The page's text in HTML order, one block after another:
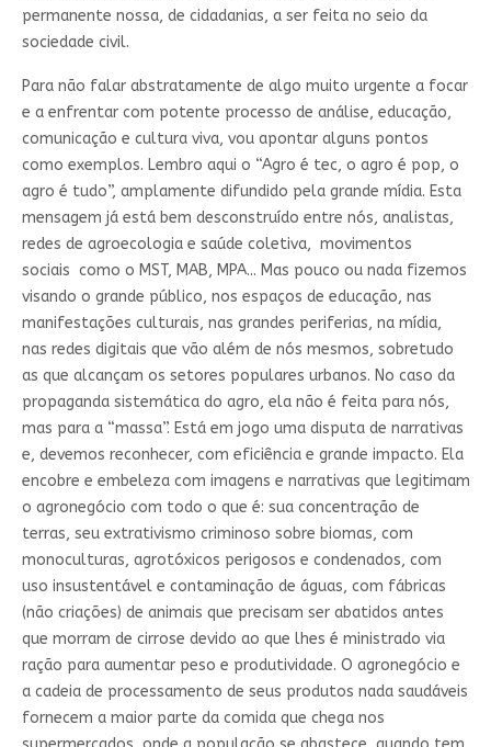
permanente nossa, de cidadanias, a ser feita no seio da
sociedade civil.
Para não falar abstratamente de algo muito urgente a focar
e a enfrentar com potente processo de análise, educação,
comunicação e cultura viva, vou apontar alguns pontos
como exemplos. Lembro aqui o “Agro é tec, o agro é pop, o
agro é tudo”, amplamente difundido pela grande mídia. Esta
mensagem já está bem desconstruído entre nós, analistas,
redes de agroecologia e saúde coletiva, movimentos
sociais como o MST, MAB, MPA... Mas pouco ou nada fizemos
visando o grande público, nos espaços de educação, nas
manifestações culturais, nas grandes periferias, na mídia,
nas redes digitais que vão além de nós mesmos, sobretudo
as que alcançam os setores populares urbanos. No caso da
propaganda sistemática do agro, ela não é feita para nós,
mas para a “massa”. Está em jogo uma disputa de narrativas
e, devemos reconhecer, com eficiência e grande impacto. Ela
encobre e embeleza com imagens e narrativas que legitimam
o agronegócio com todo o que é: sua concentração de
terras, seu extrativismo criminoso sobre biomas, com
monoculturas, agrotóxicos perigosos e condenados, com
uso insustentável e contaminação de águas, com fábricas
(não criações) de animais que precisam ser abatidos antes
que morram de cirrose devido ao que lhes é ministrado via
ração para aumentar peso e produtividade. O agronegócio e
a cadeia de processamento de seus produtos nada saudáveis
fornecem a maior parte da comida que chega nos